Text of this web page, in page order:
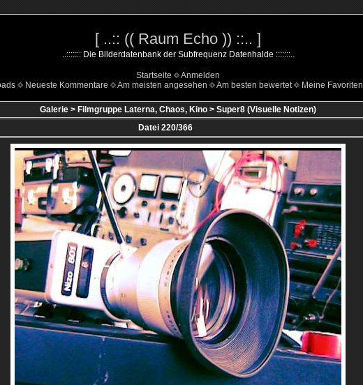
[ ..:: (( Raum Echo )) ::.. ]
..::::::: Die Bilderdatenbank der Subfrequenz Datenhalde :::::::..
Startseite
Anmelden
Neueste Kommentare Am meisten angesehen Am besten bewertet Meine Favoriten
Galerie > Filmgruppe Laterna, Chaos, Kino > Super8 (Visuelle Notizen)
Datei 220/366